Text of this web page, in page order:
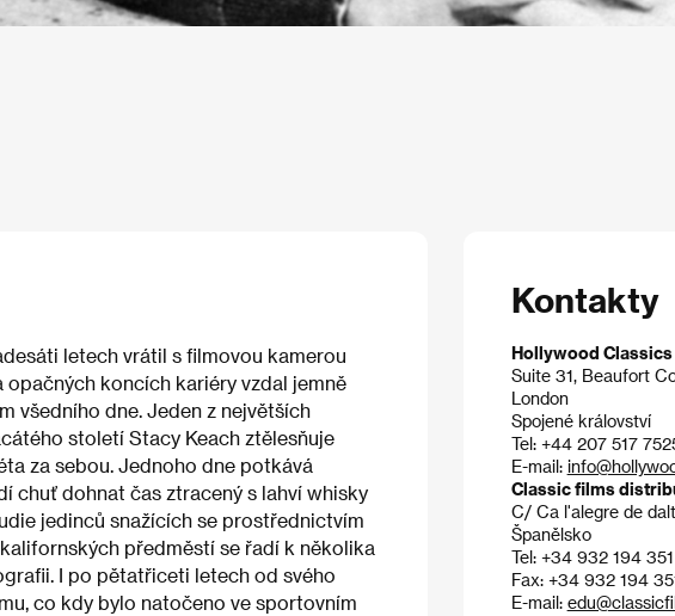
letech vrátil s filmovou kamerou
opačných koncích kariéry vzdal jemně
všedního dne. Jeden z největších
století Stacy Keach ztělesňuje
za sebou. Jednoho dne potkává
chuť dohnat čas ztracený s lahví whisky
jedinců snažících se prostřednictvím
předměstí se řadí k několika
I po pětatřiceti letech od svého
co kdy bylo natočeno ve sportovním
Kontakty
Hollywood Classics
Suite 31, Beaufort
London
Spojené království
Tel: +44 207 517
E-mail:
Classic films
C/ Ca l'alegre de
Španělsko
Tel: +34 932 194 351
Fax: +34 932 194
E-mail: